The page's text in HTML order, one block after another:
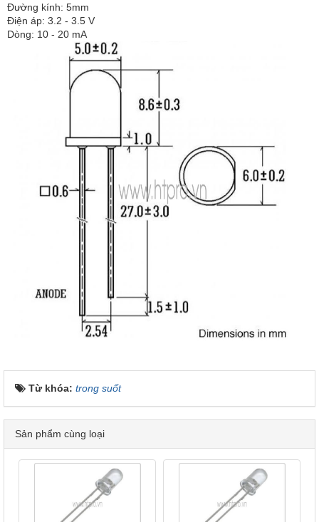
Đường kính: 5mm
Điện áp: 3.2 - 3.5 V
Dòng: 10 - 20 mA
Từ khóa: trong suốt
Sản phẩm cùng loại